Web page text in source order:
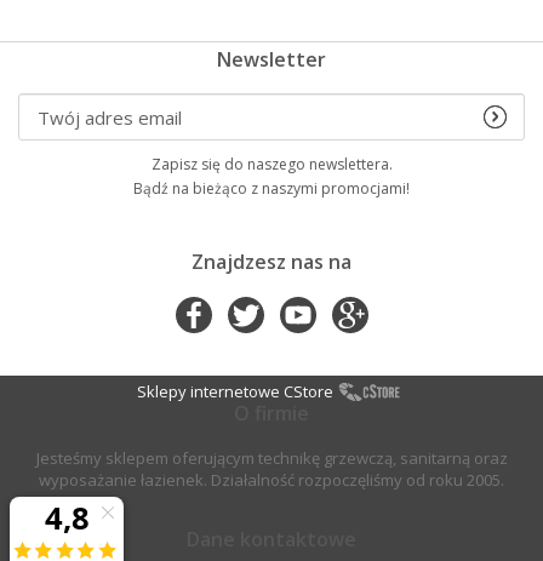
Newsletter
Zapisz się do naszego newslettera.
Bądź na bieżąco z naszymi promocjami!
Znajdzesz nas na
Sklepy internetowe CStore
Jesteśmy sklepem oferującym technikę grzewczą, sanitarną oraz
wyposażanie łazienek. Działalność rozpoczęliśmy od roku 2005.